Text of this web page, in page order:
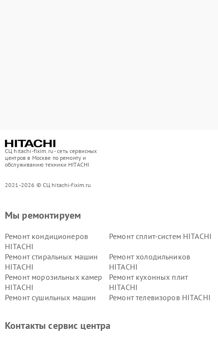
СЦ hitachi-fixim.ru - сеть сервисных
центров в Москве по ремонту и
обслуживанию техники HITACHI
2021-2026 © СЦ hitachi-fixim.ru
Мы ремонтируем
Ремонт кондиционеров
HITACHI
Ремонт сплит-систем HITACHI
Ремонт стиральных машин
HITACHI
Ремонт холодильников
HITACHI
Ремонт морозильных камер
HITACHI
Ремонт кухонных плит
HITACHI
Ремонт сушильных машин
Ремонт телевизоров HITACHI
данных HITACHI
HITACHI
Контакты сервис центра